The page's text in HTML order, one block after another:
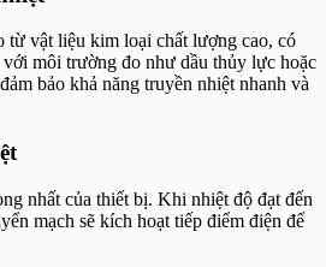
từ vật liệu kim loại chất lượng cao, có
môi trường đo như dầu thủy lực hoặc
bảo khả năng truyền nhiệt nhanh và
nhất của thiết bị. Khi nhiệt độ đạt đến
mạch sẽ kích hoạt tiếp điểm điện để